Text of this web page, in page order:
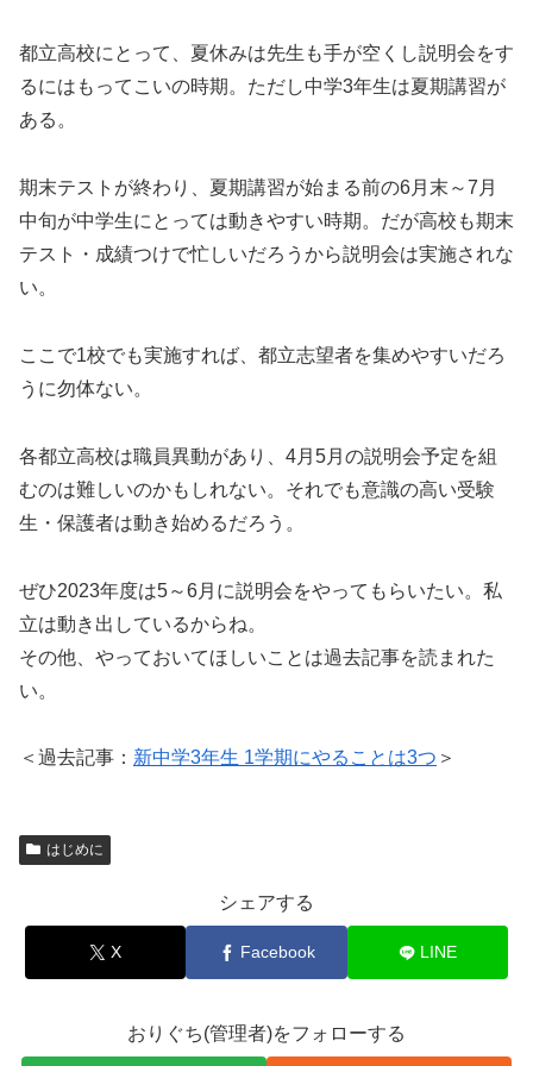
都立高校にとって、夏休みは先生も手が空くし説明会をす
るにはもってこいの時期。ただし中学3年生は夏期講習が
ある。
期末テストが終わり、夏期講習が始まる前の6月末～7月
中旬が中学生にとっては動きやすい時期。だが高校も期末
テスト・成績つけで忙しいだろうから説明会は実施されな
い。
ここで1校でも実施すれば、都立志望者を集めやすいだろ
うに勿体ない。
各都立高校は職員異動があり、4月5月の説明会予定を組
むのは難しいのかもしれない。それでも意識の高い受験
生・保護者は動き始めるだろう。
ぜひ2023年度は5～6月に説明会をやってもらいたい。私
立は動き出しているからね。
その他、やっておいてほしいことは過去記事を読まれた
い。
＜過去記事： 新中学3年生 1学期にやることは3つ ＞
はじめに
シェアする
X Facebook LINE
おりぐち(管理者)をフォローする